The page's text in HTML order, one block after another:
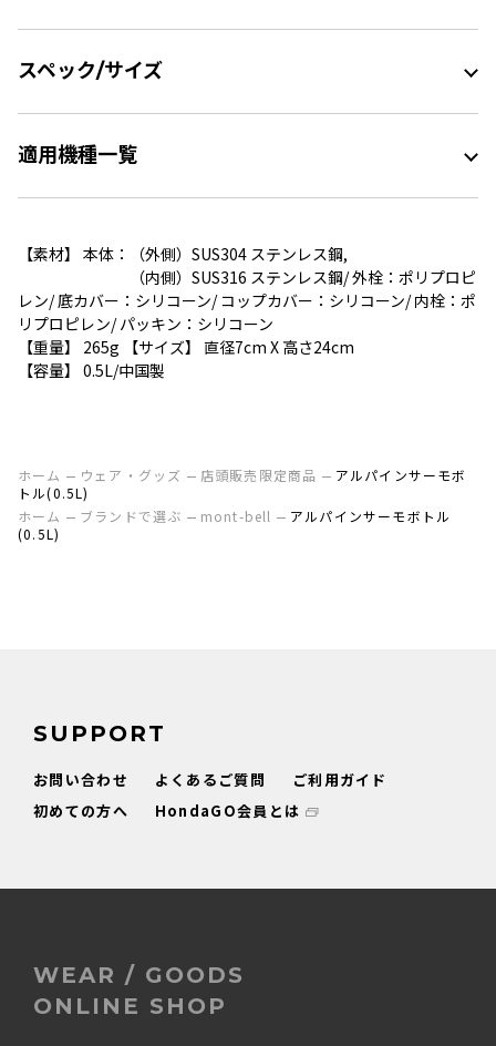
スペック/サイズ
適用機種一覧
【素材】 本体：（外側）SUS304 ステンレス鋼,
（内側）SUS316 ステンレス鋼/ 外栓：ポリプロピ
レン/ 底カバー：シリコーン/ コップカバー：シリコーン/ 内栓：ポ
リプロピレン/ パッキン：シリコーン
【重量】 265g 【サイズ】 直径7cm X 高さ24cm
【容量】 0.5L/中国製
ホーム ウェア・グッズ 店頭販売限定商品
アルパインサーモボ
トル(0.5L)
ホーム
ブランドで選ぶ mont-bell
アルパインサーモボトル
(0.5L)
SUPPORT
お問い合わせ よくあるご質問
ご利用ガイド
初めての方へ
HondaGO会員とは
WEAR / GOODS
ONLINE SHOP